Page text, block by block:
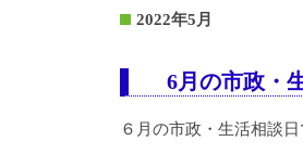
2022年5月
6月の市政・
６月の市政・生活相談日